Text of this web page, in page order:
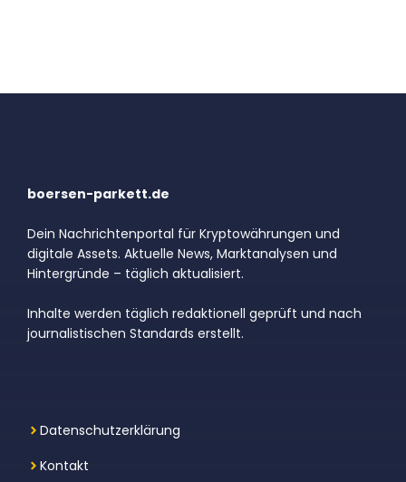
boersen-parkett.de
Dein Nachrichtenportal für Kryptowährungen und
digitale Assets. Aktuelle News, Marktanalysen und
Hintergründe – täglich aktualisiert.
Inhalte werden täglich redaktionell geprüft und nach
journalistischen Standards erstellt.
Datenschutzerklärung
Kontakt